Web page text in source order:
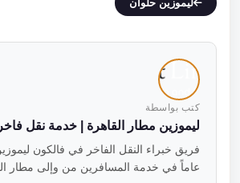
ليموزين حلوان
كتب بواسطة
ليموزين مطار القاهرة | خدمة نقل فاخرة
عاماً في خدمة المسافرين من وإلى مطار